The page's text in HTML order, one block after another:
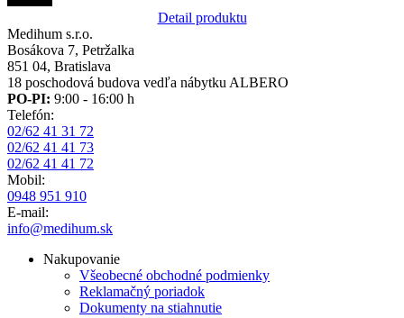
Detail produktu
Medihum s.r.o.
Bosákova 7, Petržalka
851 04, Bratislava
18 poschodová budova vedľa nábytku ALBERO
PO-PI: 9:00 - 16:00 h
Telefón:
02/62 41 31 72
02/62 41 41 73
02/62 41 41 72
Mobil:
0948 951 910
E-mail:
info@medihum.sk
Nakupovanie
Všeobecné obchodné podmienky
Reklamačný poriadok
Dokumenty na stiahnutie